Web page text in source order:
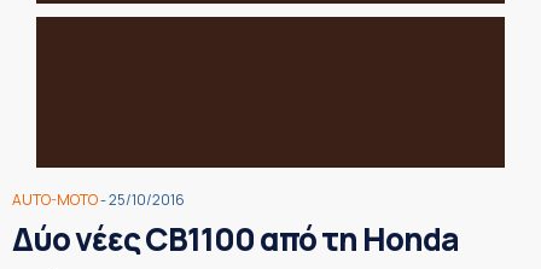
AUTO-MOTO- 25/10/2016
Δύο νέες CB1100 από τη Honda